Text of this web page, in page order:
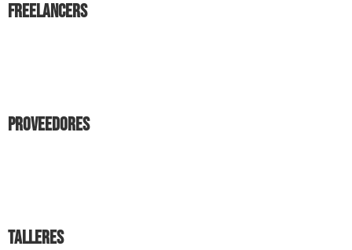
Freelancers
Proveedores
Talleres